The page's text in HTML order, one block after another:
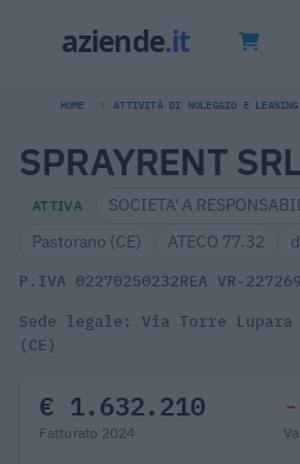
HOME ATTIVITÀ DI NOLEGGIO E LEASING
SPRAYRENT SRL
ATTIVA
SOCIETA' A
Pastorano (CE)
ATECO 77.32
P.IVA 02270250232REA VR-227269
Sede legale: Via Torre Lupara
(CE)
€ 1.632.210
Fatturato 2024